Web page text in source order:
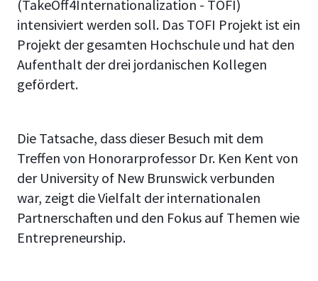
(TakeOff4Internationalization - TOFI)
intensiviert werden soll. Das TOFI Projekt ist ein
Projekt der gesamten Hochschule und hat den
Aufenthalt der drei jordanischen Kollegen
gefördert.
Die Tatsache, dass dieser Besuch mit dem
Treffen von Honorarprofessor Dr. Ken Kent von
der University of New Brunswick verbunden
war, zeigt die Vielfalt der internationalen
Partnerschaften und den Fokus auf Themen wie
Entrepreneurship.